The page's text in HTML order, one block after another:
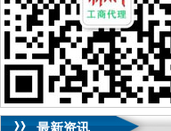
优惠多多！
咨询QQ：1063653355、
1263653355
023-63653351/63653355、送资料
无论注资金多少，公章
QQ：13368080804， （最快可1工
可代理开银行账户！